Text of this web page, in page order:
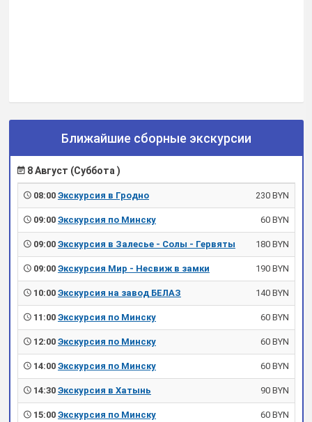
Ближайшие сборные экскурсии
8 Август (Суббота )
08:00 Экскурсия в Гродно 230 BYN
09:00 Экскурсия по Минску 60 BYN
09:00 Экскурсия в Залесье - Солы - Гервяты 180 BYN
09:00 Экскурсия Мир - Несвиж в замки 190 BYN
10:00 Экскурсия на завод БЕЛАЗ 140 BYN
11:00 Экскурсия по Минску 60 BYN
12:00 Экскурсия по Минску 60 BYN
14:00 Экскурсия по Минску 60 BYN
14:30 Экскурсия в Хатынь 90 BYN
15:00 Экскурсия по Минску 60 BYN